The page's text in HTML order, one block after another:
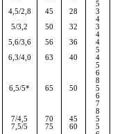
5
4,5/2,8
45 28
3
4
5/3,2
50 32
3
4
5,6/3,6
56 36
4
5
6,3/4,0
63 40
4
5
6
8
6,5/5*
65 50
5
6
7
8
7/4,5
70 45 5
7,5/5
75 60
5